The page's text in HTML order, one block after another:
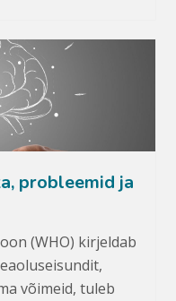
probleemid ja
(WHO) kirjeldab
võimeid, tuleb